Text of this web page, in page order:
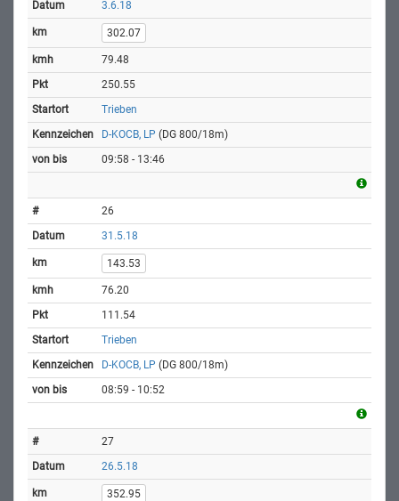
3.6.18
302.07
79.48
250.55
Trieben
D-KOCB, LP (DG 800/18m)
09:58 - 13:46
26
31.5.18
143.53
76.20
111.54
Trieben
D-KOCB, LP (DG 800/18m)
08:59 - 10:52
27
26.5.18
352.95